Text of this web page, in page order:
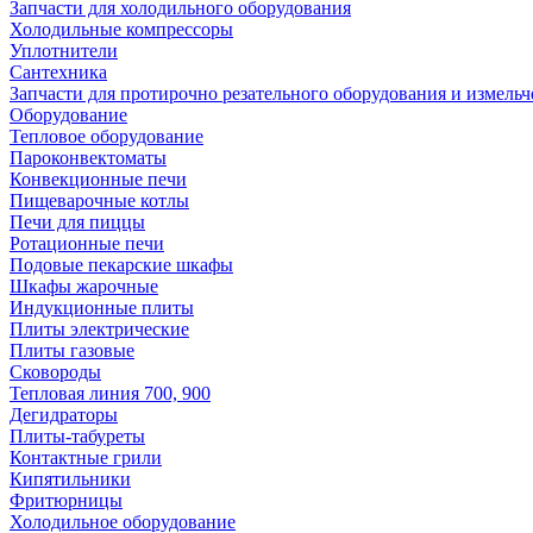
Запчасти для холодильного оборудования
Холодильные компрессоры
Уплотнители
Сантехника
Запчасти для протирочно резательного оборудования и
Оборудование
Тепловое оборудование
Пароконвектоматы
Конвекционные печи
Пищеварочные котлы
Печи для пиццы
Ротационные печи
Подовые пекарские шкафы
Шкафы жарочные
Индукционные плиты
Плиты электрические
Плиты газовые
Сковороды
Тепловая линия 700, 900
Дегидраторы
Плиты-табуреты
Контактные грили
Кипятильники
Фритюрницы
Холодильное оборудование